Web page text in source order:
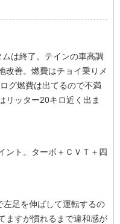
は終了。テインの車高調
改善。燃費はチョイ乗りメ
グ燃費は出てるので不満
リッター20キロ近く出ま
ント。ターボ＋ＣＶＴ＋四
左足を伸ばして運転するの
ますが慣れるまで違和感が